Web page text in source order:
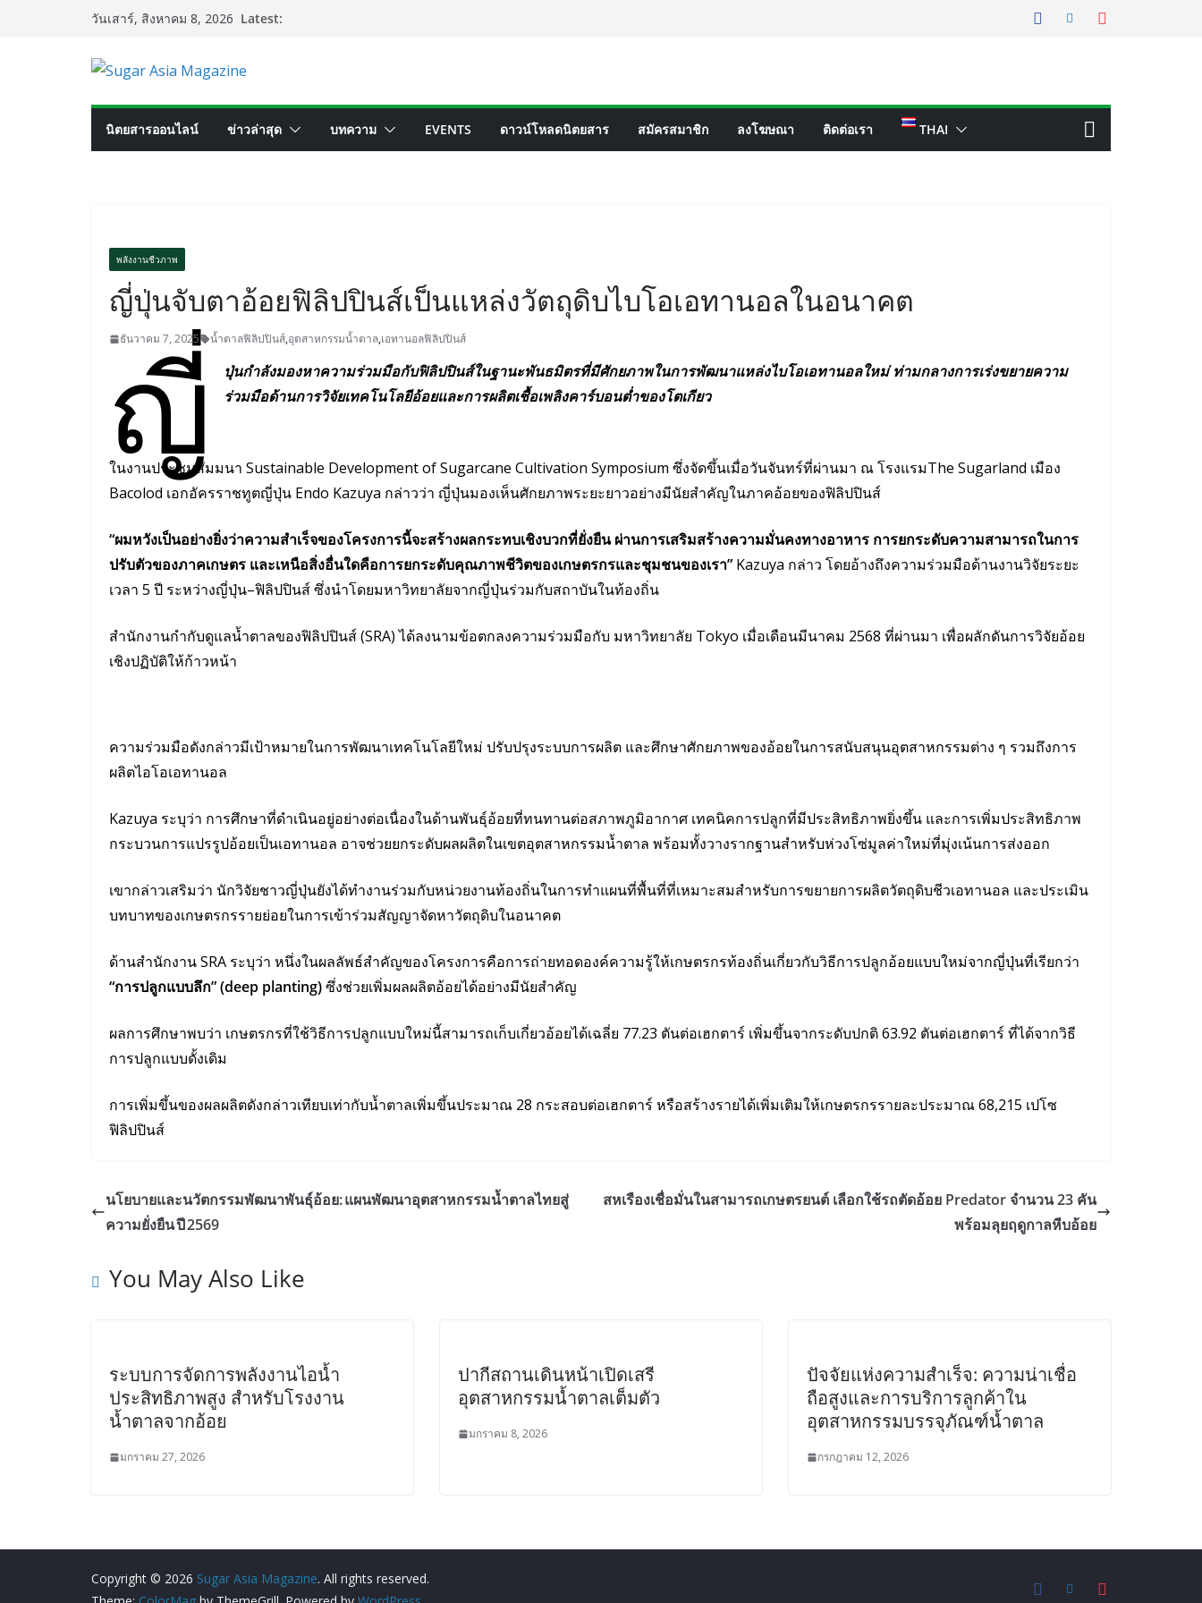
วันเสาร์, สิงหาคม 8, 2026 Latest:
นิตยสารออนไลน์ ข่าวล่าสุด บทความ EVENTS ดาวน์โหลดนิตยสาร สมัครสมาชิก ลงโฆษณา ติดต่อเรา THAI
พลังงานชีวภาพ
ญี่ปุ่นจับตาอ้อยฟิลิปปินส์เป็นแหล่งวัตถุดิบไบโอเอทานอลในอนาคต
ธันวาคม 7, 2025 น้ำตาลฟิลิปปินส์,อุตสาหกรรมน้ำตาล,เอทานอลฟิลิปปินส์
ญี่
ปุ่นกำลังมองหาความร่วมมือกับฟิลิปปินส์ในฐานะพันธมิตรที่มีศักยภาพในการพัฒนาแหล่งไบโอเอทานอลใหม่ ท่ามกลางการเร่งขยายความ
ร่วมมือด้านการวิจัยเทคโนโลยีอ้อยและการผลิตเชื้อเพลิงคาร์บอนต่ำของโตเกียว
ในงานประชุมสัมมนา Sustainable Development of Sugarcane Cultivation Symposium ซึ่งจัดขึ้นเมื่อวันจันทร์ที่ผ่านมา ณ โรงแรมThe Sugarland เมือง
Bacolod เอกอัครราชทูตญี่ปุ่น Endo Kazuya กล่าวว่า ญี่ปุ่นมองเห็นศักยภาพระยะยาวอย่างมีนัยสำคัญในภาคอ้อยของฟิลิปปินส์
“ผมหวังเป็นอย่างยิ่งว่าความสำเร็จของโครงการนี้จะสร้างผลกระทบเชิงบวกที่ยั่งยืน ผ่านการเสริมสร้างความมั่นคงทางอาหาร การยกระดับความสามารถในการ
ปรับตัวของภาคเกษตร และเหนือสิ่งอื่นใดคือการยกระดับคุณภาพชีวิตของเกษตรกรและชุมชนของเรา” Kazuya กล่าว โดยอ้างถึงความร่วมมือด้านงานวิจัยระยะ
เวลา 5 ปี ระหว่างญี่ปุ่น–ฟิลิปปินส์ ซึ่งนำโดยมหาวิทยาลัยจากญี่ปุ่นร่วมกับสถาบันในท้องถิ่น
สำนักงานกำกับดูแลน้ำตาลของฟิลิปปินส์ (SRA) ได้ลงนามข้อตกลงความร่วมมือกับ มหาวิทยาลัย Tokyo เมื่อเดือนมีนาคม 2568 ที่ผ่านมา เพื่อผลักดันการวิจัยอ้อย
เชิงปฏิบัติให้ก้าวหน้า
ความร่วมมือดังกล่าวมีเป้าหมายในการพัฒนาเทคโนโลยีใหม่ ปรับปรุงระบบการผลิต และศึกษาศักยภาพของอ้อยในการสนับสนุนอุตสาหกรรมต่าง ๆ รวมถึงการ
ผลิตไอโอเอทานอล
Kazuya ระบุว่า การศึกษาที่ดำเนินอยู่อย่างต่อเนื่องในด้านพันธุ์อ้อยที่ทนทานต่อสภาพภูมิอากาศ เทคนิคการปลูกที่มีประสิทธิภาพยิ่งขึ้น และการเพิ่มประสิทธิภาพ
กระบวนการแปรรูปอ้อยเป็นเอทานอล อาจช่วยยกระดับผลผลิตในเขตอุตสาหกรรมน้ำตาล พร้อมทั้งวางรากฐานสำหรับห่วงโซ่มูลค่าใหม่ที่มุ่งเน้นการส่งออก
เขากล่าวเสริมว่า นักวิจัยชาวญี่ปุ่นยังได้ทำงานร่วมกับหน่วยงานท้องถิ่นในการทำแผนที่พื้นที่ที่เหมาะสมสำหรับการขยายการผลิตวัตถุดิบชีวเอทานอล และประเมิน
บทบาทของเกษตรกรรายย่อยในการเข้าร่วมสัญญาจัดหาวัตถุดิบในอนาคต
ด้านสำนักงาน SRA ระบุว่า หนึ่งในผลลัพธ์สำคัญของโครงการคือการถ่ายทอดองค์ความรู้ให้เกษตรกรท้องถิ่นเกี่ยวกับวิธีการปลูกอ้อยแบบใหม่จากญี่ปุ่นที่เรียกว่า
“การปลูกแบบลึก” (deep planting)ซึ่งช่วยเพิ่มผลผลิตอ้อยได้อย่างมีนัยสำคัญ
ผลการศึกษาพบว่า เกษตรกรที่ใช้วิธีการปลูกแบบใหม่นี้สามารถเก็บเกี่ยวอ้อยได้เฉลี่ย 77.23 ตันต่อเฮกตาร์ เพิ่มขึ้นจากระดับปกติ 63.92 ตันต่อเฮกตาร์ ที่ได้จากวิธี
การปลูกแบบดั้งเดิม
การเพิ่มขึ้นของผลผลิตดังกล่าวเทียบเท่ากับน้ำตาลเพิ่มขึ้นประมาณ 28 กระสอบต่อเฮกตาร์ หรือสร้างรายได้เพิ่มเติมให้เกษตรกรรายละประมาณ 68,215 เปโซ
ฟิลิปปินส์
นโยบายและนวัตกรรมพัฒนาพันธุ์อ้อย: แผนพัฒนาอุตสาหกรรมน้ำตาลไทยสู่
ความยั่งยืน ปี 2569
สหเรืองเชื่อมั่นในสามารถเกษตรยนต์ เลือกใช้รถตัดอ้อย Predator จำนวน 23 คัน
พร้อมลุยฤดูกาลหีบอ้อย
You May Also Like
ระบบการจัดการพลังงานไอน้ำ
ประสิทธิภาพสูง สำหรับโรงงาน
น้ำตาลจากอ้อย
มกราคม 27, 2026
ปากีสถานเดินหน้าเปิดเสรี
อุตสาหกรรมน้ำตาลเต็มตัว
มกราคม 8, 2026
ปัจจัยแห่งความสำเร็จ: ความน่าเชื่อ
ถือสูงและการบริการลูกค้าใน
อุตสาหกรรมบรรจุภัณฑ์น้ำตาล
กรกฎาคม 12, 2026
Copyright © 2026 Sugar Asia Magazine. All rights reserved.